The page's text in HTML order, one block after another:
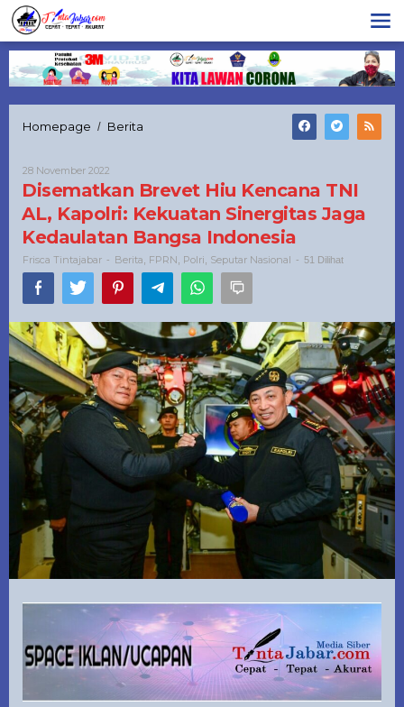
Lewati
ke
konten
Homepage / Berita
TNI
AL,
Kapolri:
Kekuatan
Sinergitas
Jaga
Kedaulatan
Bangsa
Indonesia
28 November 2022
Tintajabar
Disematkan Brevet Hiu Kencana TNI
AL, Kapolri: Kekuatan Sinergitas Jaga
Kedaulatan Bangsa Indonesia
Frisca Tintajabar - Berita FPRN Polri Seputar Nasional - 51 Dilihat